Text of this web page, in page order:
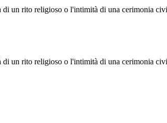
un rito religioso o l'intimità di una cerimonia
un rito religioso o l'intimità di una cerimonia